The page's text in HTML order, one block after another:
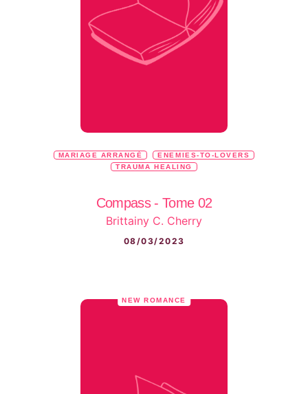
MARIAGE ARRANGÉ
ENEMIES-TO-LOVERS
TRAUMA HEALING
Compass - Tome 02
Brittainy C. Cherry
08/03/2023
NEW ROMANCE